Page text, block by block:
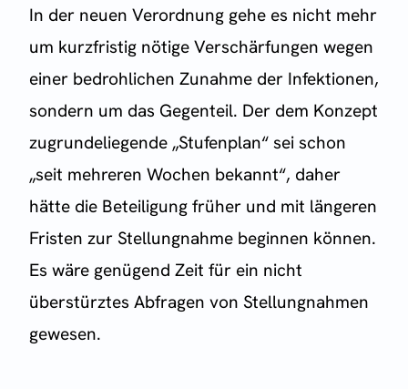
In der neuen Verordnung gehe es nicht mehr
um kurzfristig nötige Verschärfungen wegen
einer bedrohlichen Zunahme der Infektionen,
sondern um das Gegenteil. Der dem Konzept
zugrundeliegende „Stufenplan“ sei schon
„seit mehreren Wochen bekannt“, daher
hätte die Beteiligung früher und mit längeren
Fristen zur Stellungnahme beginnen können.
Es wäre genügend Zeit für ein nicht
überstürztes Abfragen von Stellungnahmen
gewesen.